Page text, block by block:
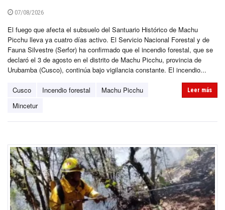
07/08/2026
El fuego que afecta el subsuelo del Santuario Histórico de Machu
Picchu lleva ya cuatro días activo. El Servicio Nacional Forestal y de
Fauna Silvestre (Serfor) ha confirmado que el incendio forestal, que se
declaró el 3 de agosto en el distrito de Machu Picchu, provincia de
Urubamba (Cusco), continúa bajo vigilancia constante. El incendio...
Cusco Incendio forestal
Machu Picchu
Mincetur
Leer más